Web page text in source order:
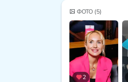
ФОТО (5)
2